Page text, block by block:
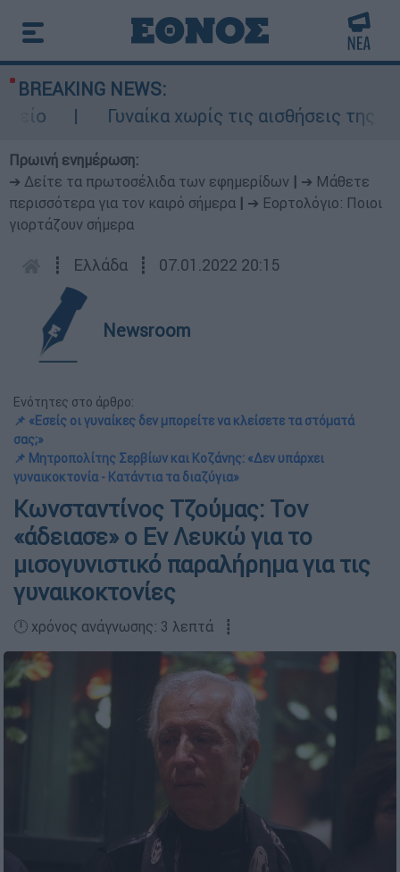
BREAKING NEWS:
Γυναίκα χωρίς τις αισθήσεις της σε
Πρωινή ενημέρωση:
➔ Δείτε τα πρωτοσέλιδα των εφημερίδων
➔ Μάθετε
περισσότερα για τον καιρό σήμερα
➔ Εορτολόγιο: Ποιοι
γιορτάζουν σήμερα
┋ Ελλάδα ┋ 07.01.2022 20:15
Newsroom
Ενότητες στο άρθρο:
📌 «Εσείς οι γυναίκες δεν μπορείτε να κλείσετε τα στόματά
σας;»
📌 Μητροπολίτης Σερβίων και Κοζάνης: «Δεν υπάρχει
γυναικοκτονία - Κατάντια τα διαζύγια»
Κωνσταντίνος Τζούμας: Τον
«άδειασε» ο Εν Λευκώ για το
μισογυνιστικό παραλήρημα για τις
γυναικοκτονίες
🕛 χρόνος ανάγνωσης: 3 λεπτά ┋